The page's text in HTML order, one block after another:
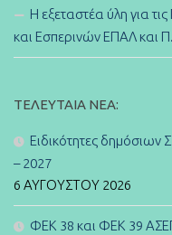
Η εξεταστέα ύλη για
και Εσπερινών ΕΠΑΛ και
ΤΕΛΕΥΤΑΊΑ ΝΈΑ:
Ειδικότητες δημόσιων
– 2027
6 ΑΥΓΟΎΣΤΟΥ 2026
ΦΕΚ 38 και ΦΕΚ 39 ΑΣΕΠ